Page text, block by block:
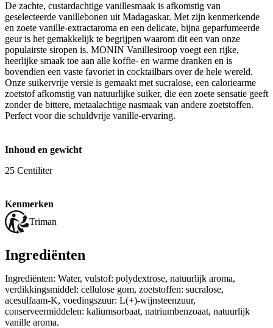
De zachte, custardachtige vanillesmaak is afkomstig van
geselecteerde vanillebonen uit Madagaskar. Met zijn kenmerkende
en zoete vanille-extractaroma en een delicate, bijna geparfumeerde
geur is het gemakkelijk te begrijpen waarom dit een van onze
populairste siropen is. MONIN Vanillesiroop voegt een rijke,
heerlijke smaak toe aan alle koffie- en warme dranken en is
bovendien een vaste favoriet in cocktailbars over de hele wereld.
Onze suikervrije versie is gemaakt met sucralose, een caloriearme
zoetstof afkomstig van natuurlijke suiker, die een zoete sensatie geeft
zonder de bittere, metaalachtige nasmaak van andere zoetstoffen.
Perfect voor die schuldvrije vanille-ervaring.
Inhoud en gewicht
25 Centiliter
Kenmerken
Triman
Ingrediënten
Ingrediënten: Water, vulstof: polydextrose, natuurlijk aroma,
verdikkingsmiddel: cellulose gom, zoetstoffen: sucralose,
acesulfaam-K, voedingszuur: L(+)-wijnsteenzuur,
conserveermiddelen: kaliumsorbaat, natriumbenzoaat, natuurlijk
vanille aroma.